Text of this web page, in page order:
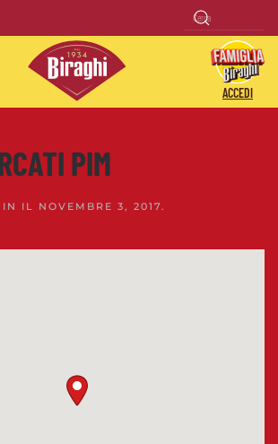
ACCEDI
PIM
IL NOVEMBRE 3, 2017.